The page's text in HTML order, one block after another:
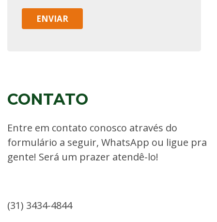
CONTATO
Entre em contato conosco através do
formulário a seguir, WhatsApp ou ligue pra
gente! Será um prazer atendê-lo!
(31) 3434-4844